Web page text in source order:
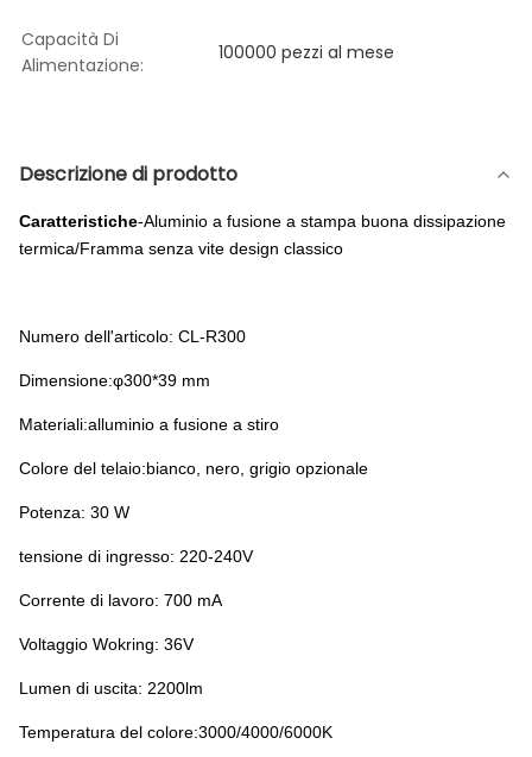
Capacità Di
Alimentazione:
100000 pezzi al mese
Descrizione di prodotto
Caratteristiche-Aluminio a fusione a stampa buona dissipazione
termica/Framma senza vite design classico
Numero dell'articolo: CL-R300
Dimensione:φ300*39 mm
Materiali:alluminio a fusione a stiro
Colore del telaio:bianco, nero, grigio opzionale
Potenza: 30 W
tensione di ingresso: 220-240V
Corrente di lavoro: 700 mA
Voltaggio Wokring: 36V
Lumen di uscita: 2200lm
Temperatura del colore:3000/4000/6000K